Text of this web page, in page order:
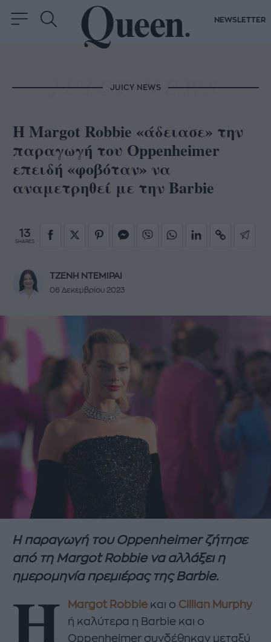
NEWSLETTER
JUICY NEWS
Η Margot Robbie «άδειασε» την
παραγωγή του Oppenheimer
επειδή «φοβόταν» να
αναμετρηθεί με την Barbie
13
SHARES
ΤΖΕΝΗ ΝΤΕΜΙΡΑΙ
06 Δεκεμβρίου 2023
Η παραγωγή του Oppenheimer ζήτησε
από τη Margot Robbie να αλλάξει η
ημερομηνία πρεμιέρας της Barbie.
H Margot Robbie και ο Cillian Murphy
ή καλύτερα η Barbie και ο
Oppenheimer συνδέθηκαν μεταξύ